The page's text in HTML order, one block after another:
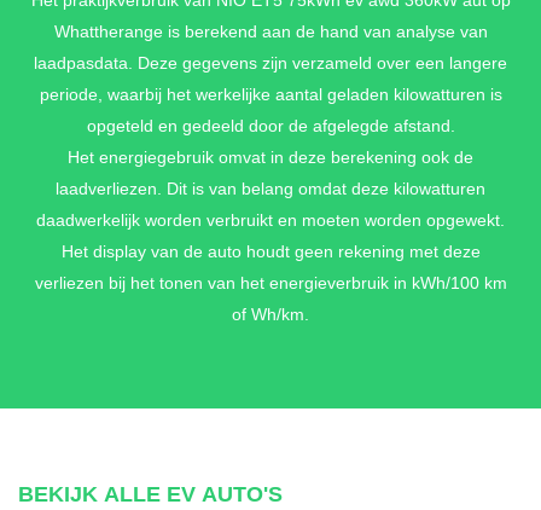
Whattherange is berekend aan de hand van analyse van
laadpasdata. Deze gegevens zijn verzameld over een langere
periode, waarbij het werkelijke aantal geladen kilowatturen is
opgeteld en gedeeld door de afgelegde afstand.
Het energiegebruik omvat in deze berekening ook de
laadverliezen. Dit is van belang omdat deze kilowatturen
daadwerkelijk worden verbruikt en moeten worden opgewekt.
Het display van de auto houdt geen rekening met deze
verliezen bij het tonen van het energieverbruik in kWh/100 km
of Wh/km.
BEKIJK ALLE EV AUTO'S